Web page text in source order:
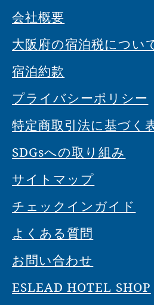
会社概要
大阪府の宿泊税につい
宿泊約款
プライバシーポリシー
特定商取引法に基づく
SDGsへの取り組み
サイトマップ
チェックインガイド
よくある質問
お問い合わせ
ESLEAD HOTEL SHOP